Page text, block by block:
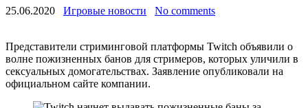
25.06.2020 Игровые новости No comments
Представители стриминговой платформы Twitch объявили о
волне пожизненных банов для стримеров, которых уличили в
сексуальных домогательствах. Заявление опубликовали на
официальном сайте компании.